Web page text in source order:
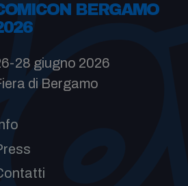
BERGAMO
28 giugno 2026
di Bergamo